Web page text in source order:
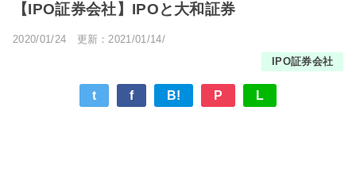
【IPO証券会社】IPOと大和証券
2020/01/24 更新：2021/01/14/
IPO証券会社
t f B! P L